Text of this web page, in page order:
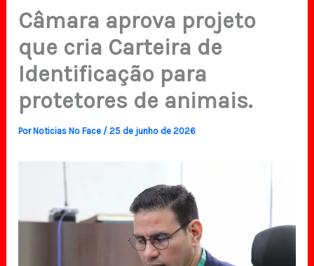
Câmara aprova projeto
que cria Carteira de
Identificação para
protetores de animais.
PorNoticias No Face /25 de junho de 2026